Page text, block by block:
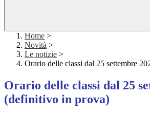
Home >
Novità >
Le notizie >
Orario delle classi dal 25 settembre
Orario delle classi dal 25
(definitivo in prova)